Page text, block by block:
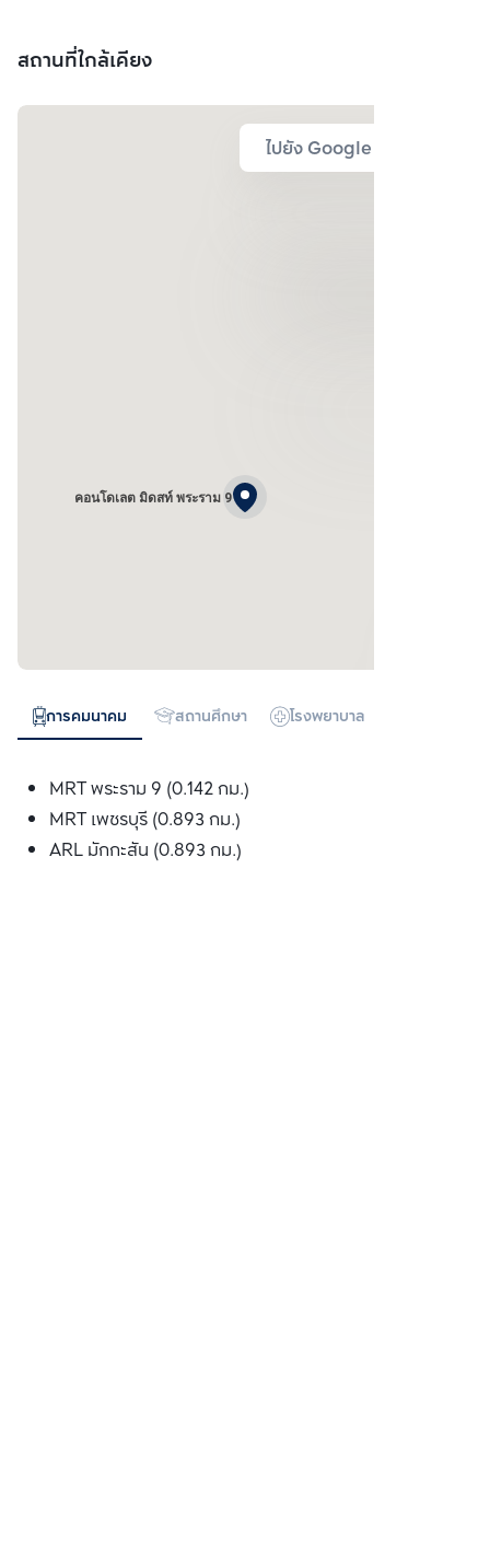
สถานที่ใกล้เคียง
ไปยัง Google Map
คอนโดเลต มิดสท์ พระราม 9
การคมนาคม สถานศึกษา โรงพยาบาล
MRT พระราม 9 (0.142 กม.)
MRT เพชรบุรี (0.893 กม.)
ARL มักกะสัน (0.893 กม.)